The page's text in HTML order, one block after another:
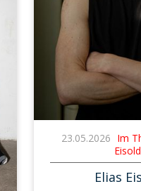
23.05.2026 Im
Eisold
Elias